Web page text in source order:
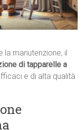
manutenzione, il
di tapparelle a
e di alta qualità